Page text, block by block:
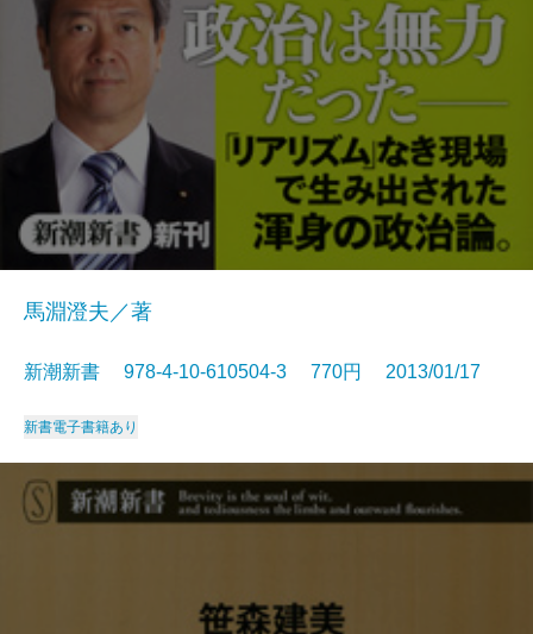
馬淵澄夫／著
新潮新書 978-4-10-610504-3 770円 2013/01/17
新書電子書籍あり